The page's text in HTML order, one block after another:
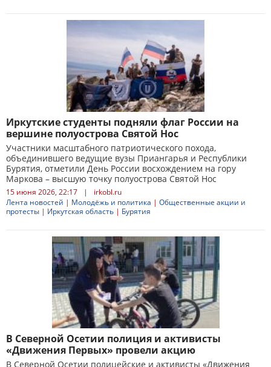
Иркутские студенты подняли флаг России на
вершине полуострова Святой Нос
Участники масштабного патриотического похода,
объединившего ведущие вузы Приангарья и Республики
Бурятия, отметили День России восхождением на гору
Маркова – высшую точку полуострова Святой Нос
15 июня 2026, 22:17 |
irkobl.ru
Лента новостей | Молодёжь и политика | Общественные акции и
протесты | Иркутская область | Бурятия
В Северной Осетии полиция и активисты
«Движения Первых» провели акцию
В Северной Осетии полицейские и активисты «Движения